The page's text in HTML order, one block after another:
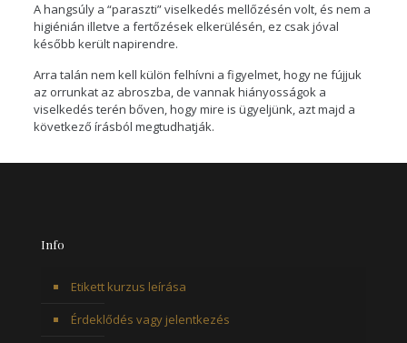
A hangsúly a “paraszti” viselkedés mellőzésén volt, és nem a
higiénián illetve a fertőzések elkerülésén, ez csak jóval
később került napirendre.
Arra talán nem kell külön felhívni a figyelmet, hogy ne fújjuk
az orrunkat az abroszba, de vannak hiányosságok a
viselkedés terén bőven, hogy mire is ügyeljünk, azt majd a
következő írásból megtudhatják.
Info
Etikett kurzus leírása
Érdeklődés vagy jelentkezés